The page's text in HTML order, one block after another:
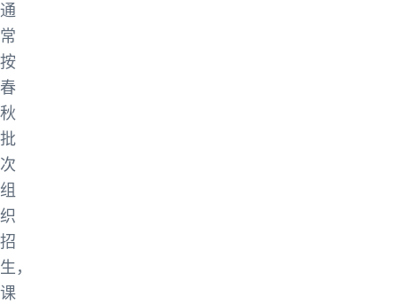
通
常
按
春
秋
批
次
组
织
招
生，
课